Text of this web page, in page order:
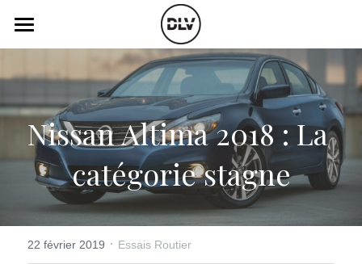
Actualité Auto
Électrique
Histoire de chars
Art Automobile
Essais Routier
Podcast
Radio FM
Télé RDS
Simulateur
Nissan Altima 2018 : La
catégorie stagne
22 février 2019 · Essais Routier
LES CATÉGORIES DE LA BOUTIQUE
Toutes les catégories